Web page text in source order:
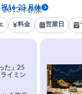
2013年創業
16-23 月休
料金 営業日
た」25
イミン